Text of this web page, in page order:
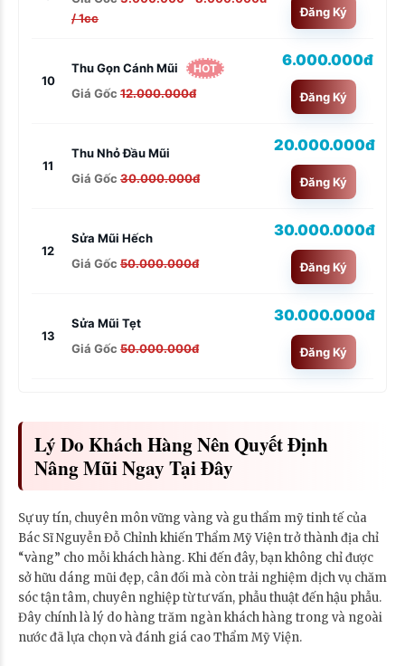
/ 1cc
Đăng Ký
10
Thu Gọn Cánh Mũi HOT
Giá Gốc 12.000.000đ
6.000.000đ
Đăng Ký
11
Thu Nhỏ Đầu Mũi
Giá Gốc 30.000.000đ
20.000.000đ
Đăng Ký
12
Sửa Mũi Hếch
Giá Gốc 50.000.000đ
30.000.000đ
Đăng Ký
13
Sửa Mũi Tẹt
Giá Gốc 50.000.000đ
30.000.000đ
Đăng Ký
Lý Do Khách Hàng Nên Quyết Định
Nâng Mũi Ngay Tại Đây
Sự uy tín, chuyên môn vững vàng và gu thẩm mỹ tinh tế của
Bác Sĩ Nguyễn Đỗ Chỉnh khiến Thẩm Mỹ Viện trở thành địa chỉ
“vàng” cho mỗi khách hàng. Khi đến đây, bạn không chỉ được
sở hữu dáng mũi đẹp, cân đối mà còn trải nghiệm dịch vụ chăm
sóc tận tâm, chuyên nghiệp từ tư vấn, phẫu thuật đến hậu phẫu.
Đây chính là lý do hàng trăm ngàn khách hàng trong và ngoài
nước đã lựa chọn và đánh giá cao Thẩm Mỹ Viện.